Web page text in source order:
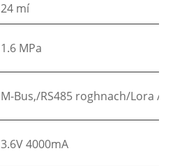
24 mí
1.6 MPa
M-Bus,/RS485 roghnach/Lora /NB-
3.6V 4000mA